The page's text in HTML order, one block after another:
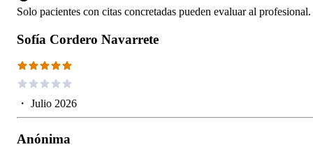
Solo pacientes con citas concretadas pueden evaluar al profesional.
Sofía Cordero Navarrete
・ Julio 2026
Anónima